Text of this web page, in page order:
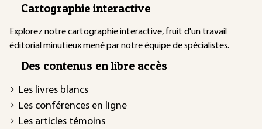
Cartographie interactive
Explorez notrecartographie interactive, fruit d'un travail
éditorial minutieux mené par notre équipe de spécialistes.
Des contenus en libre accès
Les livres blancs
Les conférences en ligne
Les articles témoins